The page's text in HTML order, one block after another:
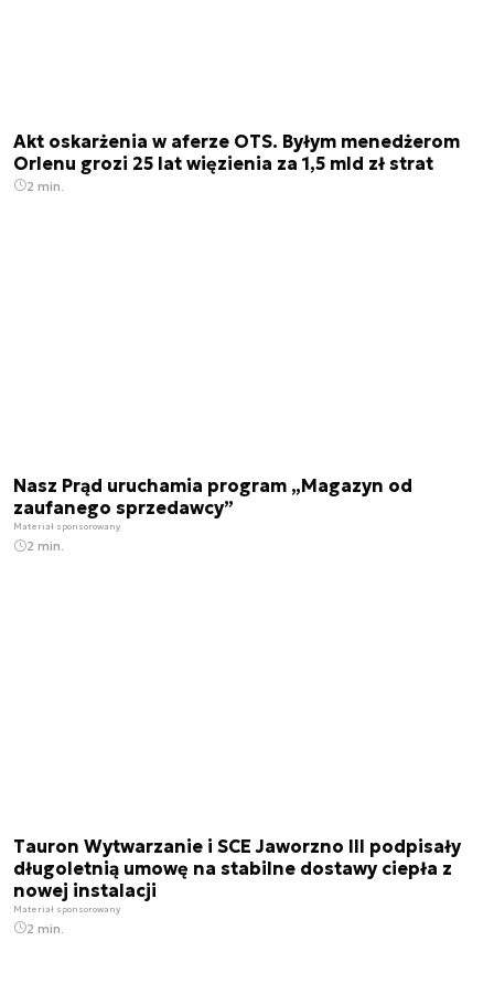
Akt oskarżenia w aferze OTS. Byłym menedżerom
Orlenu grozi 25 lat więzienia za 1,5 mld zł strat
2 min.
Nasz Prąd uruchamia program „Magazyn od
zaufanego sprzedawcy”
Materiał sponsorowany
2 min.
Tauron Wytwarzanie i SCE Jaworzno III podpisały
długoletnią umowę na stabilne dostawy ciepła z
nowej instalacji
Materiał sponsorowany
2 min.